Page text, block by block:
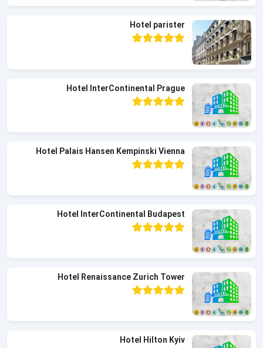
Hotel parister
Hotel InterContinental Prague
Hotel Palais Hansen Kempinski Vienna
Hotel InterContinental Budapest
Hotel Renaissance Zurich Tower
Hotel Hilton Kyiv